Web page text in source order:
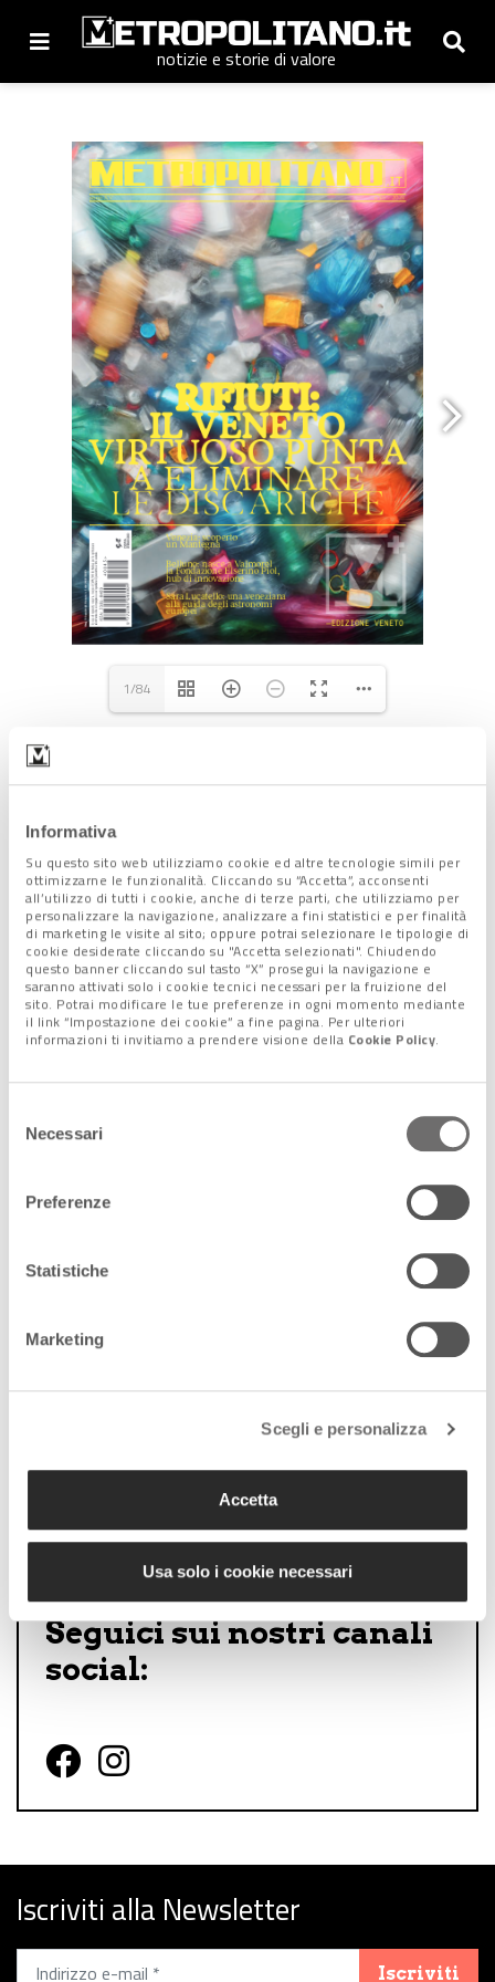
Informativa
Su questo sito web utilizziamo cookie ed altre tecnologie simili per
ottimizzarne le funzionalità. Cliccando su “Accetta”, acconsenti
all’utilizzo di tutti i cookie, anche di terze parti, che utilizziamo per
personalizzare la navigazione, analizzare a fini statistici e per finalità
di marketing le visite al sito; oppure potrai selezionare le tipologie di
cookie desiderate cliccando su "Accetta selezionati". Chiudendo
questo banner cliccando sul tasto “X” prosegui la navigazione e
saranno attivati solo i cookie tecnici necessari per la fruizione del
sito. Potrai modificare le tue preferenze in ogni momento mediante
il link “Impostazione dei cookie” a fine pagina. Per ulteriori
informazioni ti invitiamo a prendere visione della Cookie Policy.
delNecessari
Preferenze
Statistiche
Marketing
Scegli e personalizza
Accetta
Usa solo i cookie necessari
notizie e storie di valore
1/84
Metropolitano 45 +
Sara Lucatello: una
veneziana alla guida
degli astronomi europei
2 Febbraio 2024
Nasce a Valmorel la
Fondazione Elserino Piol,
26 Gennaio 2024
Correr scoperto un
Mantegna
Rifiuti: il Veneto virtuoso
mira a eliminare le
28 Novembre 2023
Seguici sui nostri canali
social:
Follow us on Facebook
Follow us on Instagram
Iscriviti alla Newsletter
Iscriviti